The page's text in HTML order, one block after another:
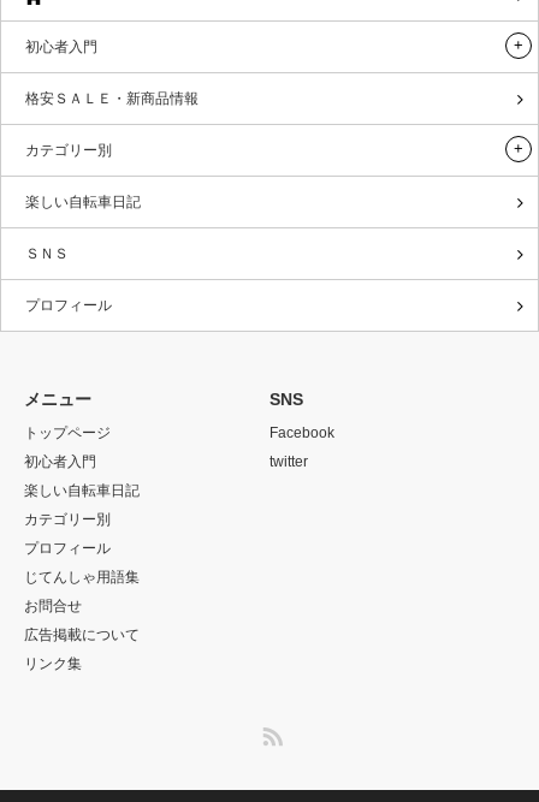
初心者入門
格安ＳＡＬＥ・新商品情報
カテゴリー別
楽しい自転車日記
ＳＮＳ
プロフィール
メニュー
トップページ
初心者入門
楽しい自転車日記
カテゴリー別
プロフィール
じてんしゃ用語集
お問合せ
広告掲載について
リンク集
SNS
Facebook
twitter